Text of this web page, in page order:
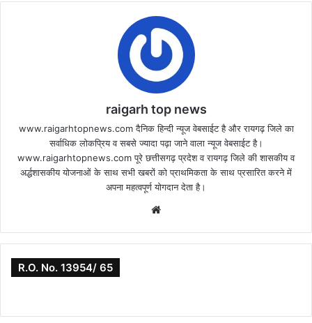
raigarh top news
www.raigarhtopnews.com दैनिक हिन्दी न्यूज वेबसाईट है और रायगढ़ जिले का
सर्वाधिक लोकप्रिय व सबसे ज्यादा पढ़ा जाने वाला न्यूज वेबसाईट है।
www.raigarhtopnews.com पूरे छत्तीसगढ़ प्रदेश व रायगढ़ जिले की शासकीय व
अर्द्धशासकीय योजनाओं के साथ सभी खबरों को प्राथमिकता के साथ प्रसारित करने में
अपना महत्वपूर्ण योगदान देता है।
R.O. No. 13954/ 65